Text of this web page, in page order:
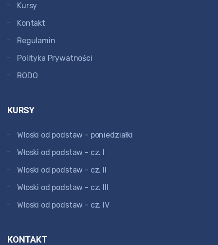
Kursy
Kontakt
Regulamin
Polityka Prywatności
RODO
KURSY
Włoski od podstaw - poniedziałki
Włoski od podstaw - cz. I
Włoski od podstaw - cz. II
Włoski od podstaw - cz. III
Włoski od podstaw - cz. IV
KONTAKT